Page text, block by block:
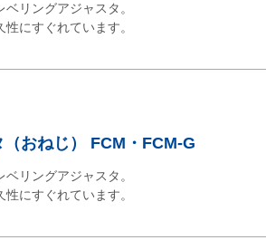
リングアジャスタ。
にすぐれています。
おねじ） FCM・FCM-G
リングアジャスタ。
にすぐれています。